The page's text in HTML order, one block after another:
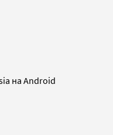
на Android